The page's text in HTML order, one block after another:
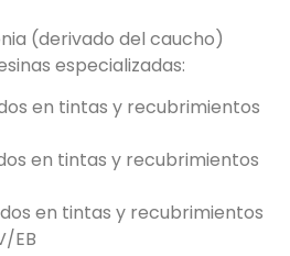
(derivado del caucho)
especializadas:
en tintas y recubrimientos
en tintas y recubrimientos
en tintas y recubrimientos
EB